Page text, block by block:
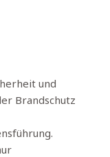
und
Brandschutz